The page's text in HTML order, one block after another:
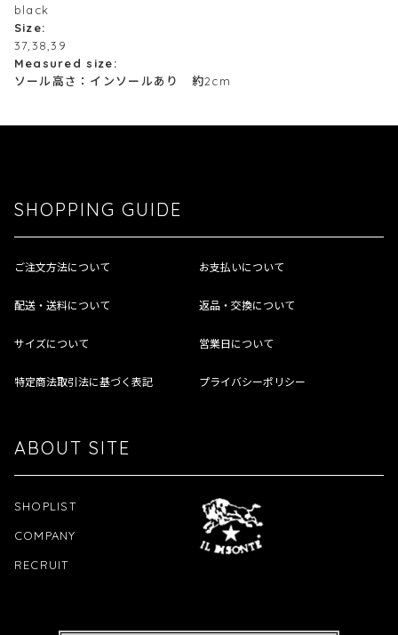
black
Size:
37,38,39
Measured size:
ソール高さ：インソールあり 約2cm
SHOPPING GUIDE
ご注文方法について お支払いについて
配送・送料について 返品・交換について
サイズについて 営業日について
特定商法取引法に基づく表記 プライバシーポリシー
ABOUT SITE
SHOPLIST
COMPANY
RECRUIT